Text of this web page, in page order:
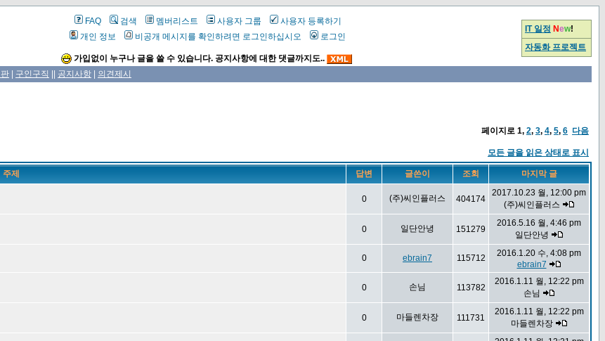
FAQ 검색 멤버리스트 사용자 그룹
사용자 등록하기
개인 정보
비공개 메시지를 확인하려면 로그인하십시오 로그인
가입없이 누구나 글을 쓸 수 있습니다. 공지사항에 대한 댓글까지도..
IT 일정 New!
자동화 프로젝트
구인구직 공지사항 의견제시
페이지로 1, 2, 3, 4, 5, 6 다음
모든 글을 읽은 상태로 표시
주제 답변 글쓴이 조회 마지막 글
0 (주)씨인플러스 404174
2017.10.23 월, 12:00 pm
(주)씨인플러스
0 일단안녕 151279
2016.5.16 월, 4:46 pm
일단안녕
0 ebrain7 115712
2016.1.20 수, 4:08 pm
ebrain7
0 손님 113782
2016.1.11 월, 12:22 pm
손님
0 마들렌차장 111731
2016.1.11 월, 12:22 pm
마들렌차장